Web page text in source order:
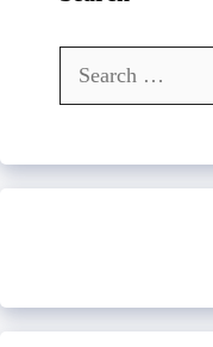
Search
for: